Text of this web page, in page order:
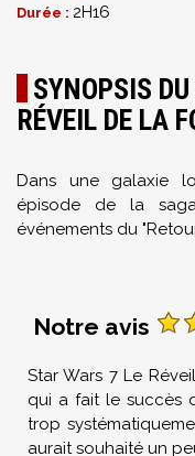
Durée : 2H16
SYNOPSIS
RÉVEIL DE LA
Dans une galaxie
épisode de la
événements du
Notre avis
Star Wars 7 Le
qui a fait le succès
trop
aurait souhaité un